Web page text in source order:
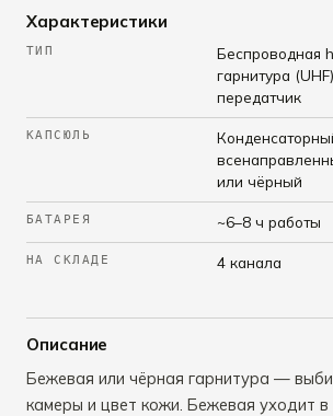
Характеристики
ТИП
Беспроводная
гарнитура
передатчик
КАПСЮЛЬ
или чёрный
БАТАРЕЯ ~6–8 ч работы
НА СКЛАДЕ 4 канала
Описание
Бежевая или чёрная гарнитура —
камеры и цвет кожи. Бежевая уходит в